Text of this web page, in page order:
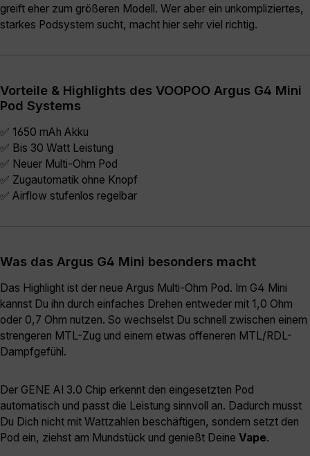
greift eher zum größeren Modell. Wer aber ein unkompliziertes,
starkes Podsystem sucht, macht hier sehr viel richtig.
Vorteile & Highlights des VOOPOO Argus G4 Mini
Pod Systems
✅ 1650 mAh Akku
✅ Bis 30 Watt Leistung
✅ Neuer Multi-Ohm Pod
✅ Zugautomatik ohne Knopf
✅ Airflow stufenlos regelbar
Was das Argus G4 Mini besonders macht
Das Highlight ist der neue Argus Multi-Ohm Pod. Im G4 Mini
kannst Du ihn durch einfaches Drehen entweder mit 1,0 Ohm
oder 0,7 Ohm nutzen. So wechselst Du schnell zwischen einem
strengeren MTL-Zug und einem etwas offeneren MTL/RDL-
Dampfgefühl.
Der GENE AI 3.0 Chip erkennt den eingesetzten Pod
automatisch und passt die Leistung sinnvoll an. Dadurch musst
Du Dich nicht mit Wattzahlen beschäftigen, sondern setzt den
Pod ein, ziehst am Mundstück und genießt Deine Vape.